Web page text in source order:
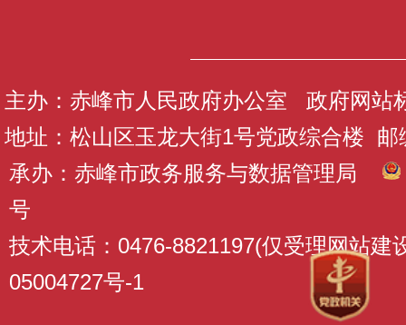
主办：赤峰市人民政府办公室 政府网站
地址：松山区玉龙大街1号党政综合楼 邮
承办：赤峰市政务服务与数据管理局
号
技术电话：0476-8821197(仅受理网站建
05004727号-1